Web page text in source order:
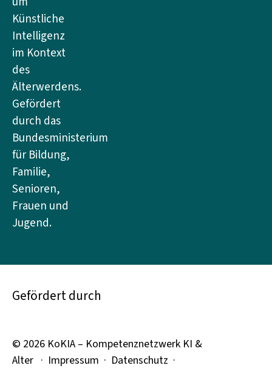
Künstliche
Intelligenz
im Kontext
des
Älterwerdens.
Gefördert
durch das
Bundesministerium
für Bildung,
Familie,
Senioren,
Frauen und
Jugend.
Gefördert durch
© 2026 KoKIA – Kompetenznetzwerk KI &
Alter · Impressum · Datenschutz ·